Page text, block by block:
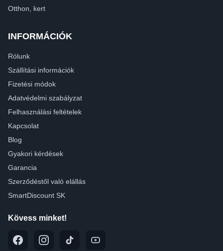
Otthon, kert
INFORMÁCIÓK
Rólunk
Szállítási információk
Fizetési módok
Adatvédelmi szabályzat
Felhasználási feltételek
Kapcsolat
Blog
Gyakori kérdések
Garancia
Szerződéstől való elállás
SmartDiscount SK
Kövess minket!